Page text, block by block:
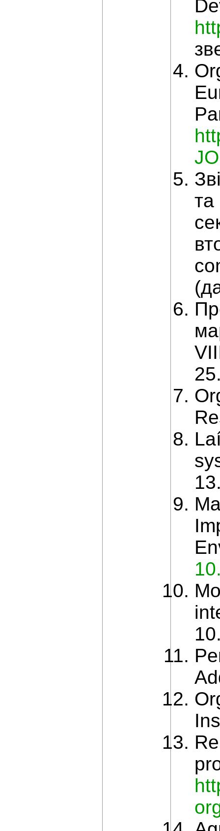
та